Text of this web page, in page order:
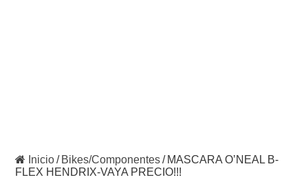
Inicio/ Bikes/Componentes/ MASCARA O’NEAL B-
FLEX HENDRIX-VAYA PRECIO!!!